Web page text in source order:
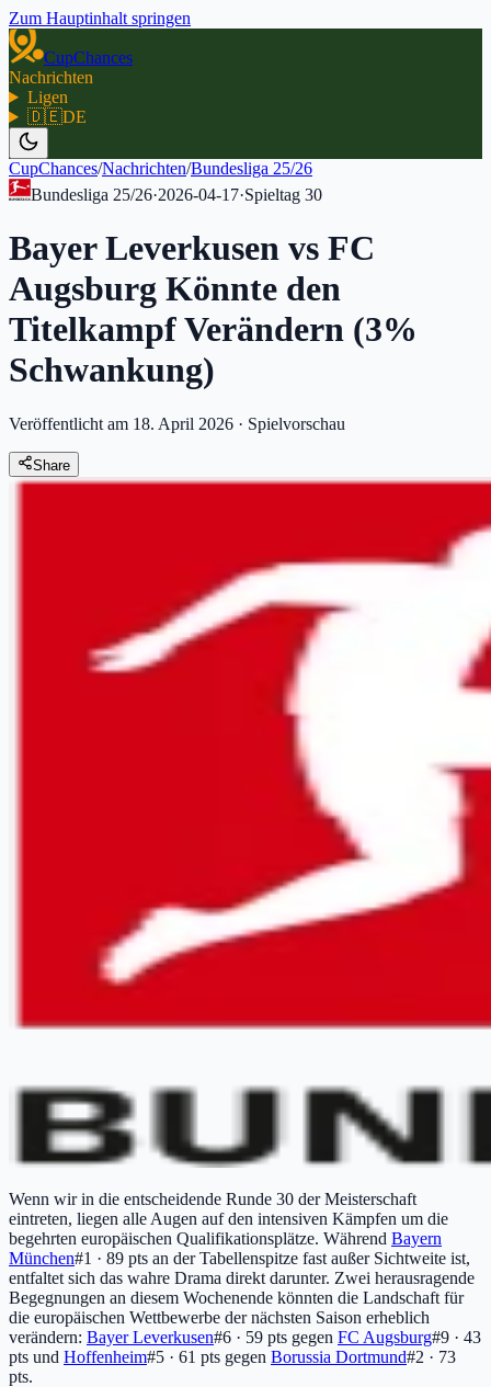
Zum Hauptinhalt springen
CupChances
Nachrichten
Ligen
🇩🇪DE
CupChances/Nachrichten/Bundesliga 25/26
Bundesliga 25/26·2026-04-17·Spieltag 30
Bayer Leverkusen vs FC
Augsburg Könnte den
Titelkampf Verändern (3%
Schwankung)
Veröffentlicht am 18. April 2026 · Spielvorschau
Share
Wenn wir in die entscheidende Runde 30 der Meisterschaft
eintreten, liegen alle Augen auf den intensiven Kämpfen um die
begehrten europäischen Qualifikationsplätze. Während Bayern
München#1 · 89 pts an der Tabellenspitze fast außer Sichtweite ist,
entfaltet sich das wahre Drama direkt darunter. Zwei herausragende
Begegnungen an diesem Wochenende könnten die Landschaft für
die europäischen Wettbewerbe der nächsten Saison erheblich
verändern: Bayer Leverkusen#6 · 59 pts gegen FC Augsburg#9 · 43
pts und Hoffenheim#5 · 61 pts gegen Borussia Dortmund#2 · 73
pts.